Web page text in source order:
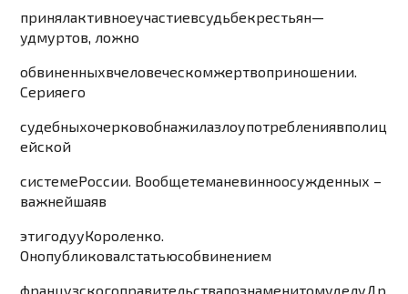
принялактивноеучастиевсудьбекрестьян—
удмуртов, ложно
обвиненныхвчеловеческомжертвоприношении.
Серияего
судебныхочерковобнажилазлоупотреблениявполиц
ейской
системеРоссии. Вообщетеманевинноосужденных –
важнейшаяв
этигодууКороленко.
Онопубликовалстатьюсобвинением
французскогоправительствапознаменитомуделуДр